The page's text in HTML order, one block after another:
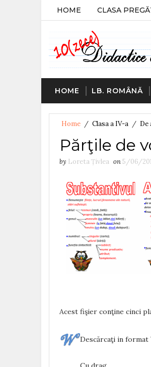
HOME CLASA
HOME LB. ROMÂNĂ
Home / Clasa a IV-a / De
Părţile de
by Loreta Țivlea on5/06/
Acest fişier conţine cinci
Descărcaţi in format